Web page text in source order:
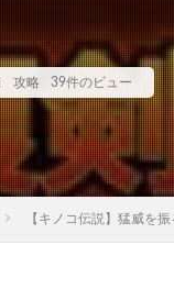
攻略 39件のビュー
【キノコ伝説】猛威を